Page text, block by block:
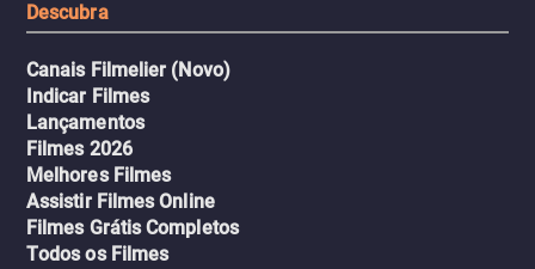
Descubra
Canais Filmelier (Novo)
Indicar Filmes
Lançamentos
Filmes 2026
Melhores Filmes
Assistir Filmes Online
Filmes Grátis Completos
Todos os Filmes